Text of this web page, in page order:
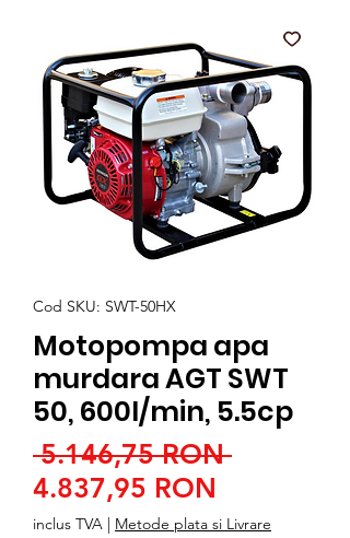
Cod SKU: SWT-50HX
Motopompa apa
murdara AGT SWT
50, 600l/min, 5.5cp
5.146,75 RON Preț
4.837,95 RON
redus
inclus TVA | Metode plata si Livrare